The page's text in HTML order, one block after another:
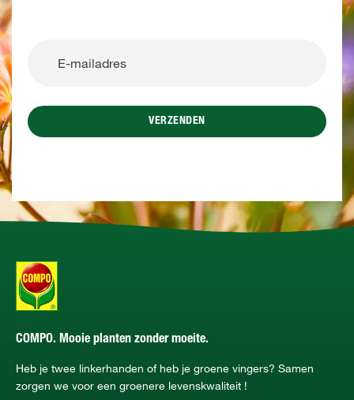
VERZENDEN
COMPO. Mooie planten zonder moeite.
Heb je twee linkerhanden of heb je groene vingers? Samen
zorgen we voor een groenere levenskwaliteit !